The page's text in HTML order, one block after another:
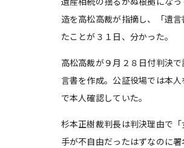
造を高松高裁が指摘し、「遺
たことが３１日、分かった。
高松高裁が９月２８日付判決
言書を作成。公証役場では本
で本人確認していた。
杉本正樹裁判長は判決理由で
手が不自由だったはずなのに